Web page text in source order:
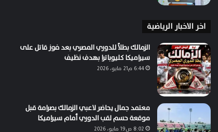
اخر الاخبار الرياضية
الزمالك بطلاً للدوري المصري بعد فوز قاتل على
سيراميكا كليوباترا بهدف نظيف
6:44 م21 مايو، 2026
معتمد جمال يحاضر لاعبي الزمالك بصرامة قبل
موقعة حسم لقب الدوري أمام سيراميكا
8:02 ص19 مايو، 2026